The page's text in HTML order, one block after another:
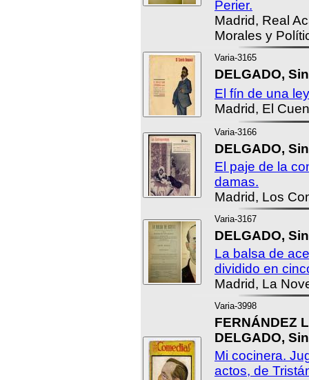
Perier.
Madrid, Real
Morales y
Varia-3165
DELGADO,
El fín de una
Madrid, El
Varia-3166
DELGADO,
El paje de la
damas.
Madrid, Los
Varia-3167
DELGADO,
La balsa de
dividido en
Madrid, La
Varia-3998
FERNÁNDEZ
DELGADO,
Mi cocinera.
actos, de